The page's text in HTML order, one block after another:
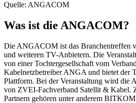
Quelle: ANGACOM
Was ist die ANGACOM?
Die ANGACOM ist das Branchentreffen
und weiteren TV-Anbietern. Die
von einer Tochtergesellschaft vom
Kabelnetzbetreiber ANGA und bietet der
Plattform. Bei der Veranstaltung wird die
von ZVEI-Fachverband Satellit & Kabel.
Partnern gehören unter anderem